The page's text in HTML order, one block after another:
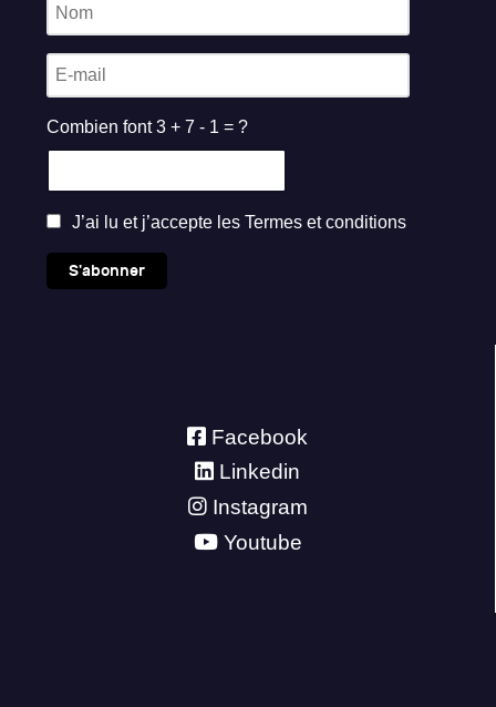
Combien font 3 + 7 - 1 = ?
J’ai lu et j’accepte les Termes et conditions
S'abonner
Facebook
Linkedin
Instagram
Youtube